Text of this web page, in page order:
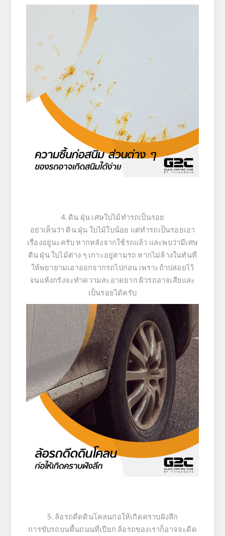
4. ดิน ฝุ่น เศษใบไม้ทำรถเป็นรอย
อย่าเห็นว่า ดิน ฝุ่น ใบไม้ใบน้อย แต่ทำรถเป็นรอยเอา
เรื่องอยู่นะครับ หากหลังจากใช้รถแล้ว และพบว่ามีเศษ
ดิน ฝุ่น ใบไม้ต่าง ๆ เกาะอยู่ตามรถ หากไม่ล้างในทันที
ให้พยายามเอาออกจากรถไปก่อน เพราะถ้าปล่อยไว้
จนแห้งกรังจะทำความสะอาดยาก ผิวรถอาจเสียและ
เป็นรอยได้ครับ
5. ล้อรถดีดดินโคลนก่อให้เกิดคราบฝังลึก
การขับรถบนพื้นถนนที่เปียก ล้อรถของเราก็อาจจะดีด